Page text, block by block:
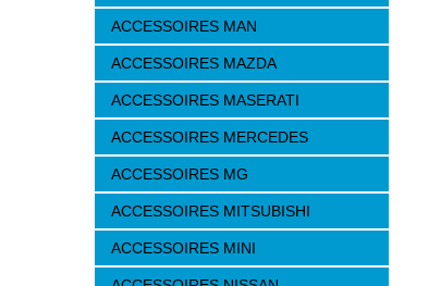
ACCESSOIRES MAN
ACCESSOIRES MAZDA
ACCESSOIRES MASERATI
ACCESSOIRES MERCEDES
ACCESSOIRES MG
ACCESSOIRES MITSUBISHI
ACCESSOIRES MINI